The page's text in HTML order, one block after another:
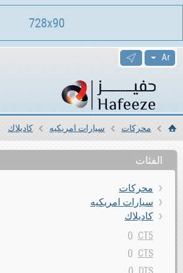
الرئيسيةمحركات سيارات امريكيه كاديلاك
الفئات
محركات
سيارات امريكيه
كاديلاك
CT5
0
CTS
0
728x90